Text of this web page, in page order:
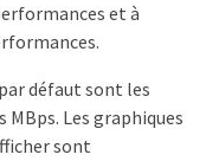
et à
défaut sont les
Les graphiques
sont